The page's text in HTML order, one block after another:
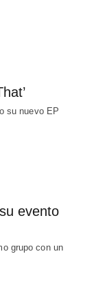
su nuevo EP
evento
grupo con un